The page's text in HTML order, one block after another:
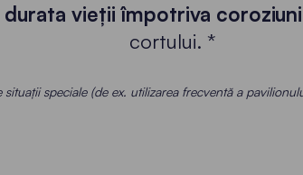
vieții împotriva
cortului. *
speciale (de ex. utilizarea frecventă a